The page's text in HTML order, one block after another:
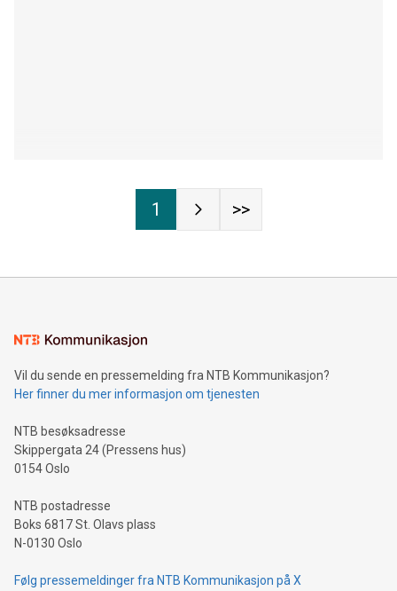
1 >>
Vil du sende en pressemelding fra NTB Kommunikasjon?
Her finner du mer informasjon om tjenesten
NTB besøksadresse
Skippergata 24 (Pressens hus)
0154 Oslo
NTB postadresse
Boks 6817 St. Olavs plass
N-0130 Oslo
Følg pressemeldinger fra NTB Kommunikasjon på X